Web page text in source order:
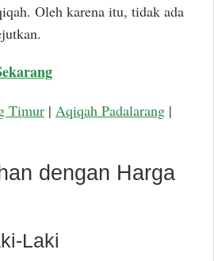
Oleh karena itu, tidak ada
Timur | Aqiqah Padalarang |
dengan Harga
Laki